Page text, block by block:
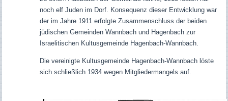
noch elf Juden im Dorf. Konsequenz dieser Entwicklung war
der im Jahre 1911 erfolgte Zusammenschluss der beiden
jüdischen Gemeinden Wannbach und Hagenbach zur
Israelitischen Kultusgemeinde Hagenbach-Wannbach.
Die vereinigte Kultusgemeinde Hagenbach-Wannbach löste
sich schließlich 1934 wegen Mitgliedermangels auf.